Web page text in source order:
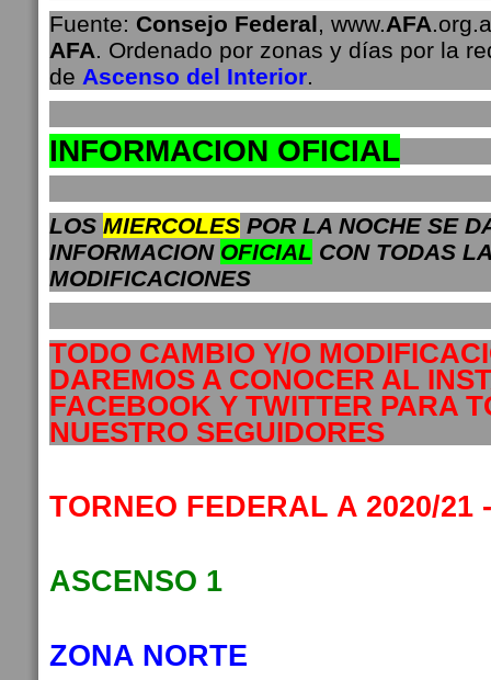
Fuente: Consejo Federal, www.AFA
AFA. Ordenado por zonas y días por la
de Ascenso del Interior.
INFORMACION OFICIAL
LOS MIERCOLES POR LA NOCHE SE
INFORMACION OFICIAL CON TODAS
MODIFICACIONES
TODO CAMBIO Y/O
DAREMOS A CONOCER AL
FACEBOOK Y TWITTER PARA
NUESTRO SEGUIDORES
TORNEO FEDERAL A 2020/21
ASCENSO 1
ZONA NORTE